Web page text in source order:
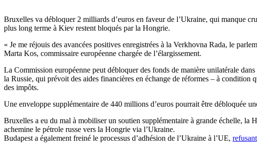
Bruxelles va débloquer 2 milliards d’euros en faveur de l’Ukraine, qui manque
plus long terme à Kiev restent bloqués par la Hongrie.
« Je me réjouis des avancées positives enregistrées à la Verkhovna Rada, le
Marta Kos, commissaire européenne chargée de l’élargissement.
La Commission européenne peut débloquer des fonds de manière unilatérale
la Russie, qui prévoit des aides financières en échange de réformes – à condition
des impôts.
Une enveloppe supplémentaire de 440 millions d’euros pourrait être débloquée
Bruxelles a eu du mal à mobiliser un soutien supplémentaire à grande échelle, la
achemine le pétrole russe vers la Hongrie via l’Ukraine.
Budapest a également freiné le processus d’adhésion de l’Ukraine à l’UE, refusant